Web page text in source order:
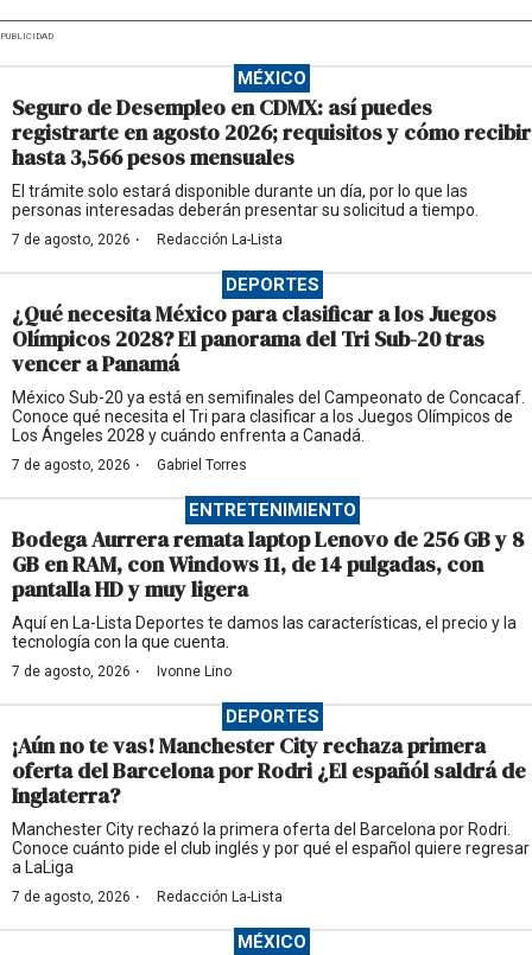
PUBLICIDAD
MÉXICO
Seguro de Desempleo en CDMX: así puedes
registrarte en agosto 2026; requisitos y cómo recibir
hasta 3,566 pesos mensuales
El trámite solo estará disponible durante un día, por lo que las
personas interesadas deberán presentar su solicitud a tiempo.
7 de agosto, 2026 · Redacción La-Lista
DEPORTES
¿Qué necesita México para clasificar a los Juegos
Olímpicos 2028? El panorama del Tri Sub-20 tras
vencer a Panamá
México Sub-20 ya está en semifinales del Campeonato de Concacaf.
Conoce qué necesita el Tri para clasificar a los Juegos Olímpicos de
Los Ángeles 2028 y cuándo enfrenta a Canadá.
7 de agosto, 2026 · Gabriel Torres
ENTRETENIMIENTO
Bodega Aurrera remata laptop Lenovo de 256 GB y 8
GB en RAM, con Windows 11, de 14 pulgadas, con
pantalla HD y muy ligera
Aquí en La-Lista Deportes te damos las características, el precio y la
tecnología con la que cuenta.
7 de agosto, 2026 · Ivonne Lino
DEPORTES
¡Aún no te vas! Manchester City rechaza primera
oferta del Barcelona por Rodri ¿El españól saldrá de
Inglaterra?
Manchester City rechazó la primera oferta del Barcelona por Rodri.
Conoce cuánto pide el club inglés y por qué el español quiere regresar
a LaLiga
7 de agosto, 2026 · Redacción La-Lista
MÉXICO